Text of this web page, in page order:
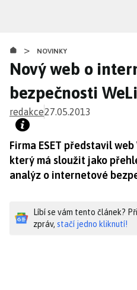
obsahu
> NOVINKY
Nový web o
bezpečnosti
redakce27.05.2013
Firma ESET představil
který má sloužit jako
analýz o internetové
Líbí se vám tento článek?
zpráv, stačí jedno kliknutí!